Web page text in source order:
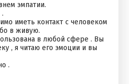
эмпатии.
иметь контакт с человеком
в живую.
в любой сфере . Вы
, я читаю его эмоции и вы
.